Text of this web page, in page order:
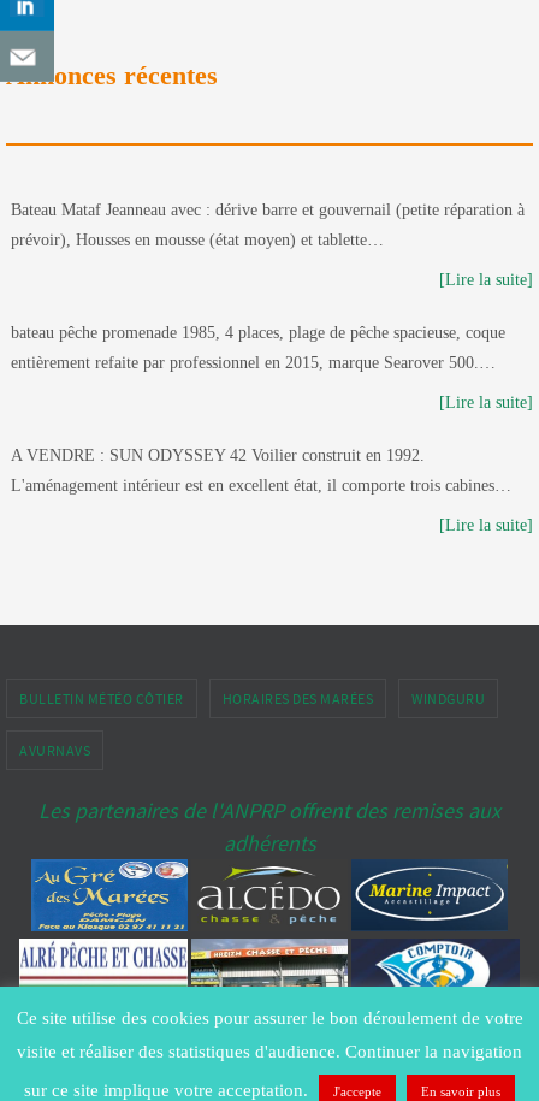
Annonces récentes
Bateau Mataf Jeanneau avec : dérive barre et gouvernail (petite réparation à
prévoir), Housses en mousse (état moyen) et tablette…
[Lire la suite]
bateau pêche promenade 1985, 4 places, plage de pêche spacieuse, coque
entièrement refaite par professionnel en 2015, marque Searover 500.…
[Lire la suite]
A VENDRE : SUN ODYSSEY 42 Voilier construit en 1992.
L'aménagement intérieur est en excellent état, il comporte trois cabines…
[Lire la suite]
BULLETIN MÉTÉO CÔTIER HORAIRES DES MARÉES WINDGURU
AVURNAVS
Les partenaires de l'ANPRP offrent des remises aux
adhérents
Copyright ANPRP-port-penerf.fr® - All Rights Reserved -Contacter le
Webmestre
Politique de confidentialité
Ce site utilise des cookies pour assurer le bon déroulement de votre
visite et réaliser des statistiques d'audience. Continuer la navigation
sur ce site implique votre acceptation.
J'accepte En savoir plus